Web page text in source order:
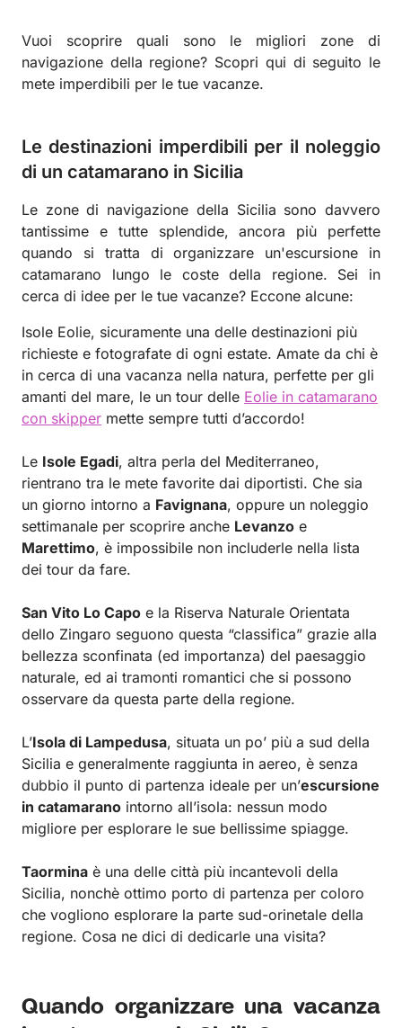
Vuoi scoprire quali sono le migliori zone di
navigazione della regione? Scopri qui di seguito le
mete imperdibili per le tue vacanze.
Le destinazioni imperdibili per il noleggio
di un catamarano in Sicilia
Le zone di navigazione della Sicilia sono davvero
tantissime e tutte splendide, ancora più perfette
quando si tratta di organizzare un'escursione in
catamarano lungo le coste della regione. Sei in
cerca di idee per le tue vacanze? Eccone alcune:
Isole Eolie, sicuramente una delle destinazioni più
richieste e fotografate di ogni estate. Amate da chi è
in cerca di una vacanza nella natura, perfette per gli
amanti del mare, le un tour delle Eolie in catamarano
con skipper mette sempre tutti d’accordo!
Le Isole Egadi, altra perla del Mediterraneo,
rientrano tra le mete favorite dai diportisti. Che sia
un giorno intorno a Favignana, oppure un noleggio
settimanale per scoprire anche Levanzo e
Marettimo, è impossibile non includerle nella lista
dei tour da fare.
San Vito Lo Capo e la Riserva Naturale Orientata
dello Zingaro seguono questa “classifica” grazie alla
bellezza sconfinata (ed importanza) del paesaggio
naturale, ed ai tramonti romantici che si possono
osservare da questa parte della regione.
L’Isola di Lampedusa, situata un po’ più a sud della
Sicilia e generalmente raggiunta in aereo, è senza
dubbio il punto di partenza ideale per un’escursione
in catamarano intorno all’isola: nessun modo
migliore per esplorare le sue bellissime spiagge.
Taormina è una delle città più incantevoli della
Sicilia, nonchè ottimo porto di partenza per coloro
che vogliono esplorare la parte sud-orinetale della
regione. Cosa ne dici di dedicarle una visita?
Quando organizzare una vacanza